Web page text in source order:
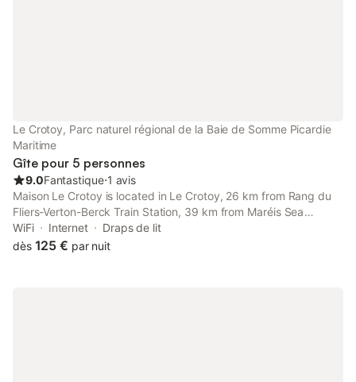
Le Crotoy, Parc naturel régional de la Baie de Somme Picardie
Maritime
Gîte pour 5 personnes
9.0Fantastique⋅1 avis
Maison Le Crotoy is located in Le Crotoy, 26 km from Rang du
Fliers-Verton-Berck Train Station, 39 km from Maréis Sea
Fishing Discovery Centre, as well as 7.9 km from Caudron
Brothers Museum. The property is set 9.
WiFi Internet
Draps de lit
dès 125 € par nuit